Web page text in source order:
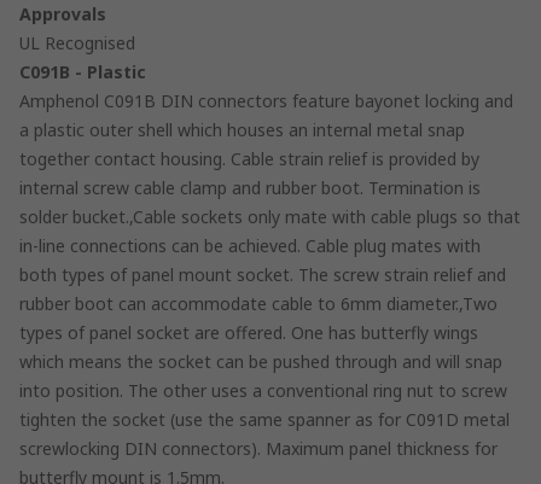
Approvals
UL Recognised
C091B - Plastic
Amphenol C091B DIN connectors feature bayonet locking and
a plastic outer shell which houses an internal metal snap
together contact housing. Cable strain relief is provided by
internal screw cable clamp and rubber boot. Termination is
solder bucket.,Cable sockets only mate with cable plugs so that
in-line connections can be achieved. Cable plug mates with
both types of panel mount socket. The screw strain relief and
rubber boot can accommodate cable to 6mm diameter.,Two
types of panel socket are offered. One has butterfly wings
which means the socket can be pushed through and will snap
into position. The other uses a conventional ring nut to screw
tighten the socket (use the same spanner as for C091D metal
screwlocking DIN connectors). Maximum panel thickness for
butterfly mount is 1.5mm.